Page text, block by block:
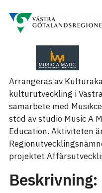
Arrangeras av
kulturutveckling i
samarbete med
stöd av studio Music A
Education. Aktiviteten
projektet
Beskrivning: